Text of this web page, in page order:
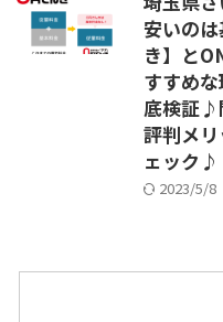
安いの
き】と
すすめ
底検証♪
評判メ
ェック♪
2023/5/8